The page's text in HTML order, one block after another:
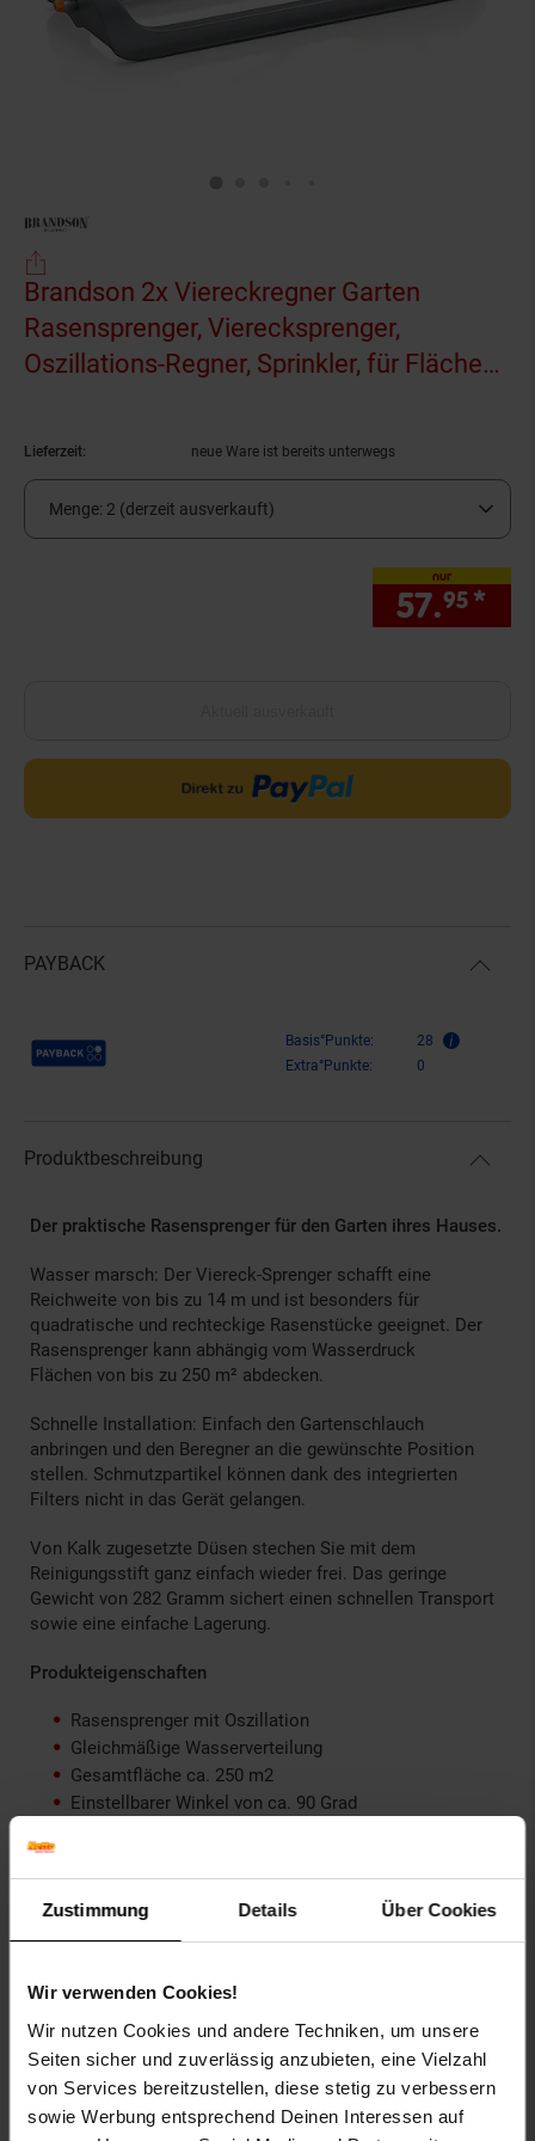
Zustimmung Details Über Cookies
Wir verwenden Cookies!
Wir nutzen Cookies und andere Techniken, um unsere
Seiten sicher und zuverlässig anzubieten, eine Vielzahl
von Services bereitzustellen, diese stetig zu verbessern
sowie Werbung entsprechend Deinen Interessen auf
Brandson 2x Viereckregner Garten
Rasensprenger, Vierecksprenger,
Oszillations-Regner, Sprinkler, für Flächen
Lieferzeit: neue Ware ist bereits unterwegs
Menge: 2 (derzeit ausverkauft)
nur
57.95 *
PAYBACK
Payback Punkte Basis°Punkte:
28
Extra°Punkte:
0
Produktbeschreibung
Der praktische Rasensprenger für den Garten ihres Hauses.
Wasser marsch: Der Viereck-Sprenger schafft eine
Reichweite von bis zu 14 m und ist besonders für
quadratische und rechteckige Rasenstücke geeignet. Der
Rasensprenger kann abhängig vom Wasserdruck
Flächen von bis zu 250 m² abdecken.
Schnelle Installation: Einfach den Gartenschlauch
anbringen und den Beregner an die gewünschte Position
stellen. Schmutzpartikel können dank des integrierten
Filters nicht in das Gerät gelangen.
Von Kalk zugesetzte Düsen stechen Sie mit dem
Reinigungsstift ganz einfach wieder frei. Das geringe
Gewicht von 282 Gramm sichert einen schnellen Transport
sowie eine einfache Lagerung.
Produkteigenschaften
Rasensprenger mit Oszillation
Gleichmäßige Wasserverteilung
Gesamtfläche ca. 250 m2
Einstellbarer Winkel von ca. 90 Grad
Wasserdruck ca. 6 bar
Wassermenge ca. 9,5 l/min.
Inklusive Gardena-Adapter
Abmessungen:Länge 44 cm, Breite 15,5 cm, Höhe 8 cm. |
Gewicht: 282 g
Lieferumfang: Brandson Rasensprenger mit separatem